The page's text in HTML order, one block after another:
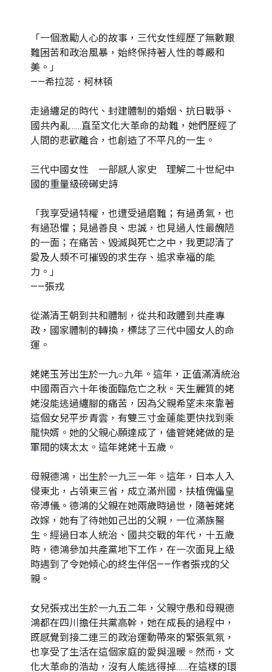
「一個激勵人心的故事，三代女性經歷了無數艱
難困苦和政治風暴，始終保持著人性的尊嚴和
美。」
——希拉蕊．柯林頓
走過纏足的時代、封建體制的婚姻、抗日戰爭、
國共內亂……直至文化大革命的劫難，她們歷經了
人間的悲歡離合，也創造了不平凡的一生。
三代中國女性 一部感人家史 理解二十世紀中
國的重量級磅礡史詩
「我享受過特權，也遭受過磨難；有過勇氣，也
有過恐懼；見過善良、忠誠，也見過人性最醜陋
的一面；在痛苦、毀滅與死亡之中，我更認清了
愛及人類不可摧毀的求生存、追求幸福的能
力。」
——張戎
從滿清王朝到共和體制，從共和政體到共產專
政，國家體制的轉換，標誌了三代中國女人的命
運。
姥姥玉芳出生於一九○九年。這年，正值滿清統治
中國兩百六十年後面臨危亡之秋。天生麗質的姥
姥沒能逃過纏腳的痛苦，因為父親希望未來靠著
這個女兒平步青雲，有雙三寸金蓮能更快找到乘
龍快婿。她的父親心願達成了，儘管姥姥做的是
軍閥的姨太太。這年姥姥十五歲。
母親德鴻，出生於一九三一年。這年，日本人入
侵東北，占領東三省，成立滿州國，扶植傀儡皇
帝溥儀。德鴻的父親在她兩歲時過世，隨著姥姥
改嫁，她有了待她如己出的父親，一位滿族醫
生。經過日本人統治、國共交戰的年代，十五歲
時，德鴻參加共產黨地下工作，在一次面見上級
時遇到了令她傾心的終生伴侶——作者張戎的父
親。
女兒張戎出生於一九五二年，父親守愚和母親德
鴻都在四川擔任共黨高幹，她在成長的過程中，
既感覺到接二連三的政治運動帶來的緊張氣氛，
也享受了生活在這個家庭的愛與溫暖。然而，文
化大革命的浩劫，沒有人能逃得掉……在這樣的環